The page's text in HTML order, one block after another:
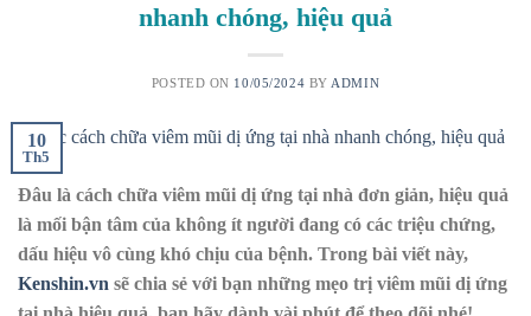
nhanh chóng, hiệu quả
POSTED ON 10/05/2024 BY ADMIN
10
Th5
Đâu là cách chữa viêm mũi dị ứng tại nhà đơn giản, hiệu quả
là mối bận tâm của không ít người đang có các triệu chứng,
dấu hiệu vô cùng khó chịu của bệnh. Trong bài viết này,
Kenshin.vn sẽ chia sẻ với bạn những mẹo trị viêm mũi dị ứng